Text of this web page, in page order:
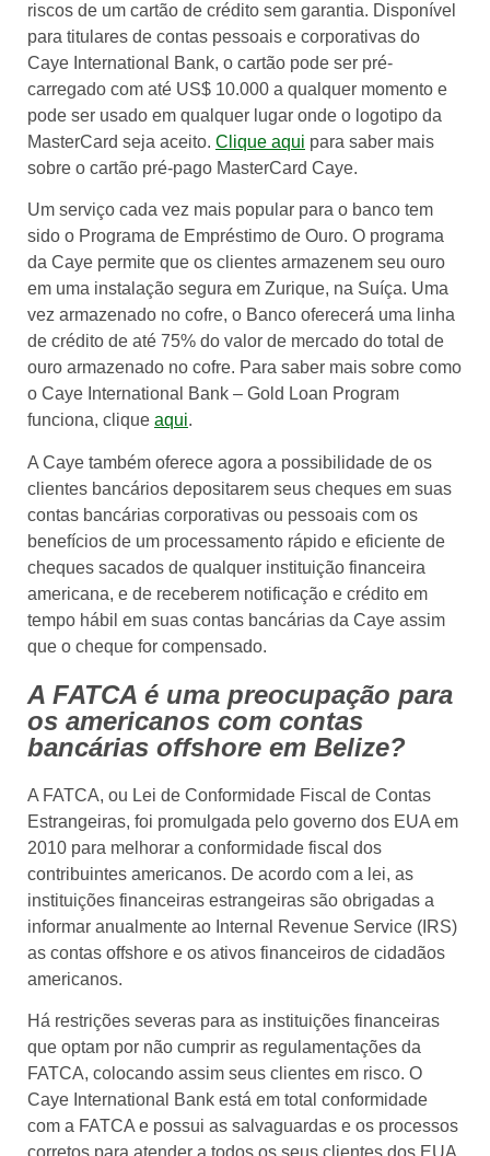
riscos de um cartão de crédito sem garantia. Disponível
para titulares de contas pessoais e corporativas do
Caye International Bank, o cartão pode ser pré-
carregado com até US$ 10.000 a qualquer momento e
pode ser usado em qualquer lugar onde o logotipo da
MasterCard seja aceito. Clique aqui para saber mais
sobre o cartão pré-pago MasterCard Caye.
Um serviço cada vez mais popular para o banco tem
sido o Programa de Empréstimo de Ouro. O programa
da Caye permite que os clientes armazenem seu ouro
em uma instalação segura em Zurique, na Suíça. Uma
vez armazenado no cofre, o Banco oferecerá uma linha
de crédito de até 75% do valor de mercado do total de
ouro armazenado no cofre. Para saber mais sobre como
o Caye International Bank – Gold Loan Program
funciona, clique aqui.
A Caye também oferece agora a possibilidade de os
clientes bancários depositarem seus cheques em suas
contas bancárias corporativas ou pessoais com os
benefícios de um processamento rápido e eficiente de
cheques sacados de qualquer instituição financeira
americana, e de receberem notificação e crédito em
tempo hábil em suas contas bancárias da Caye assim
que o cheque for compensado.
A FATCA é uma preocupação para
os americanos com contas
bancárias offshore em Belize?
A FATCA, ou Lei de Conformidade Fiscal de Contas
Estrangeiras, foi promulgada pelo governo dos EUA em
2010 para melhorar a conformidade fiscal dos
contribuintes americanos. De acordo com a lei, as
instituições financeiras estrangeiras são obrigadas a
informar anualmente ao Internal Revenue Service (IRS)
as contas offshore e os ativos financeiros de cidadãos
americanos.
Há restrições severas para as instituições financeiras
que optam por não cumprir as regulamentações da
FATCA, colocando assim seus clientes em risco. O
Caye International Bank está em total conformidade
com a FATCA e possui as salvaguardas e os processos
corretos para atender a todos os seus clientes dos EUA,